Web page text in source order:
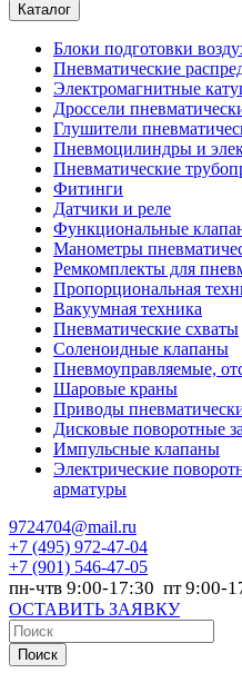
Каталог
Блоки подготовки
Пневматические
Электромагнитные
Дроссели
Глушители
Пневмоцилиндры и
Пневматические
Фитинги
Датчики и реле
Функциональные
Манометры
Ремкомплекты для
Пропорциональная
Вакуумная техника
Пневматические схваты
Соленоидные клапаны
Пневмоуправляемые,
Шаровые краны
Приводы
Дисковые поворотные
Импульсные клапаны
Электрические
арматуры
9724704@mail.ru
+7 (495) 972-47-04
+7 (901) 546-47-05
пн-чтв 9:00-17:30 пт 9:00-
ОСТАВИТЬ ЗАЯВКУ
Поиск